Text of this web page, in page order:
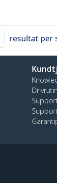
resultat per